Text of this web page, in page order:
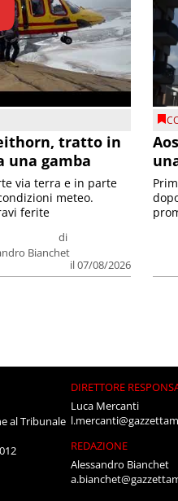
tratto in
una gamba
di
Bianchet
il 07/08/2026
via terra e in parte
meteo.
ferite
al Tribunale
DIRETTORE
Luca Mercanti
REDAZIONE
Alessandro Bianchet